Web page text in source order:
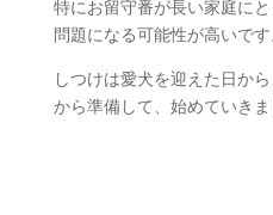
特にお留守番が長い家庭に
問題になる可能性が高いです
しつけは愛犬を迎えた日か
から準備して、始めていきま